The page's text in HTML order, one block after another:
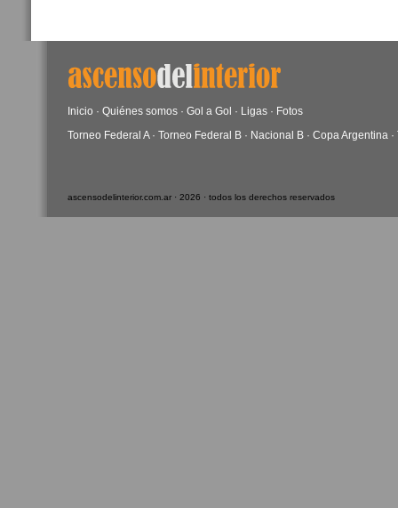
Inicio · Quiénes somos · Gol a Gol · Ligas · Fotos
Torneo Federal A· Torneo Federal B · Nacional B · Copa Argentina ·
ascensodelinterior.com.ar · 2026 · todos los derechos reservados